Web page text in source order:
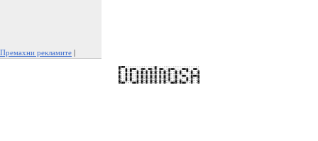
Премахни рекламите |